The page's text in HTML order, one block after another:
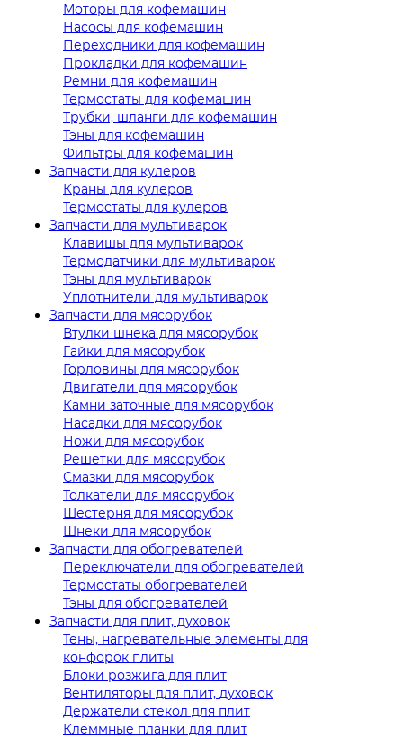
Моторы для кофемашин
Насосы для кофемашин
Переходники для кофемашин
Прокладки для кофемашин
Ремни для кофемашин
Термостаты для кофемашин
Трубки, шланги для кофемашин
Тэны для кофемашин
Фильтры для кофемашин
Запчасти для кулеров
Краны для кулеров
Термостаты для кулеров
Запчасти для мультиварок
Клавишы для мультиварок
Термодатчики для мультиварок
Тэны для мультиварок
Уплотнители для мультиварок
Запчасти для мясорубок
Втулки шнека для мясорубок
Гайки для мясорубок
Горловины для мясорубок
Двигатели для мясорубок
Камни заточные для мясорубок
Насадки для мясорубок
Ножи для мясорубок
Решетки для мясорубок
Смазки для мясорубок
Толкатели для мясорубок
Шестерня для мясорубок
Шнеки для мясорубок
Запчасти для обогревателей
Переключатели для обогревателей
Термостаты обогревателей
Тэны для обогревателей
Запчасти для плит, духовок
Тены, нагревательные элементы для
конфорок плиты
Блоки розжига для плит
Вентиляторы для плит, духовок
Держатели стекол для плит
Клеммные планки для плит